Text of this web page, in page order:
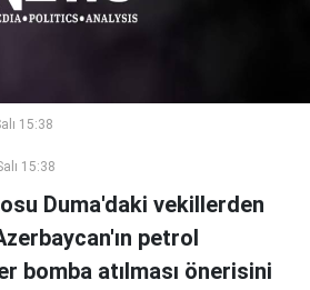
15:38
15:38
Duma'daki vekillerden
petrol
bomba atılması önerisini